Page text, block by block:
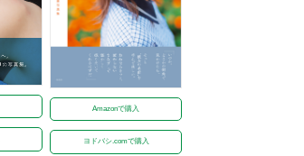
Amazonで購入
ヨドバシ.comで購入